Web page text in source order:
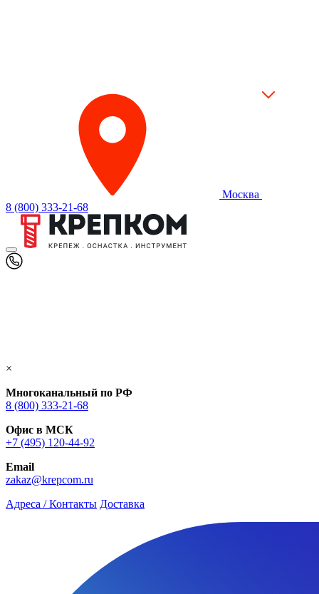
Москва
8 (800) 333-21-68
×
Многоканальный по РФ
8 (800) 333‑21-68
Офис в МСК
+7 (495) 120-44-92
Email
zakaz@krepcom.ru
Адреса / Контакты Доставка